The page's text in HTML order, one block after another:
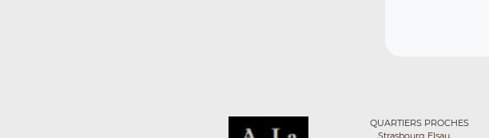
QUARTIERS PROCHES
Strasbourg Elsau